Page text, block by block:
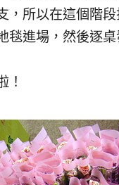
，所以在這個階
毯進場，然後逐
！